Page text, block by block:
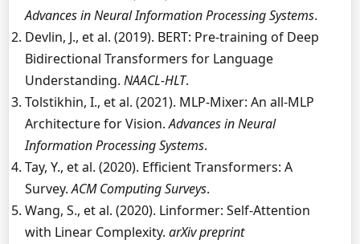
Advances in Neural Information Processing Systems.
Devlin, J., et al. (2019). BERT: Pre-training of Deep
Bidirectional Transformers for Language
Understanding. NAACL-HLT.
Tolstikhin, I., et al. (2021). MLP-Mixer: An all-MLP
Architecture for Vision.Advances in Neural
Information Processing Systems.
Tay, Y., et al. (2020). Efficient Transformers: A
Survey.ACM Computing Surveys.
Wang, S., et al. (2020). Linformer: Self-Attention
with Linear Complexity. arXiv preprint